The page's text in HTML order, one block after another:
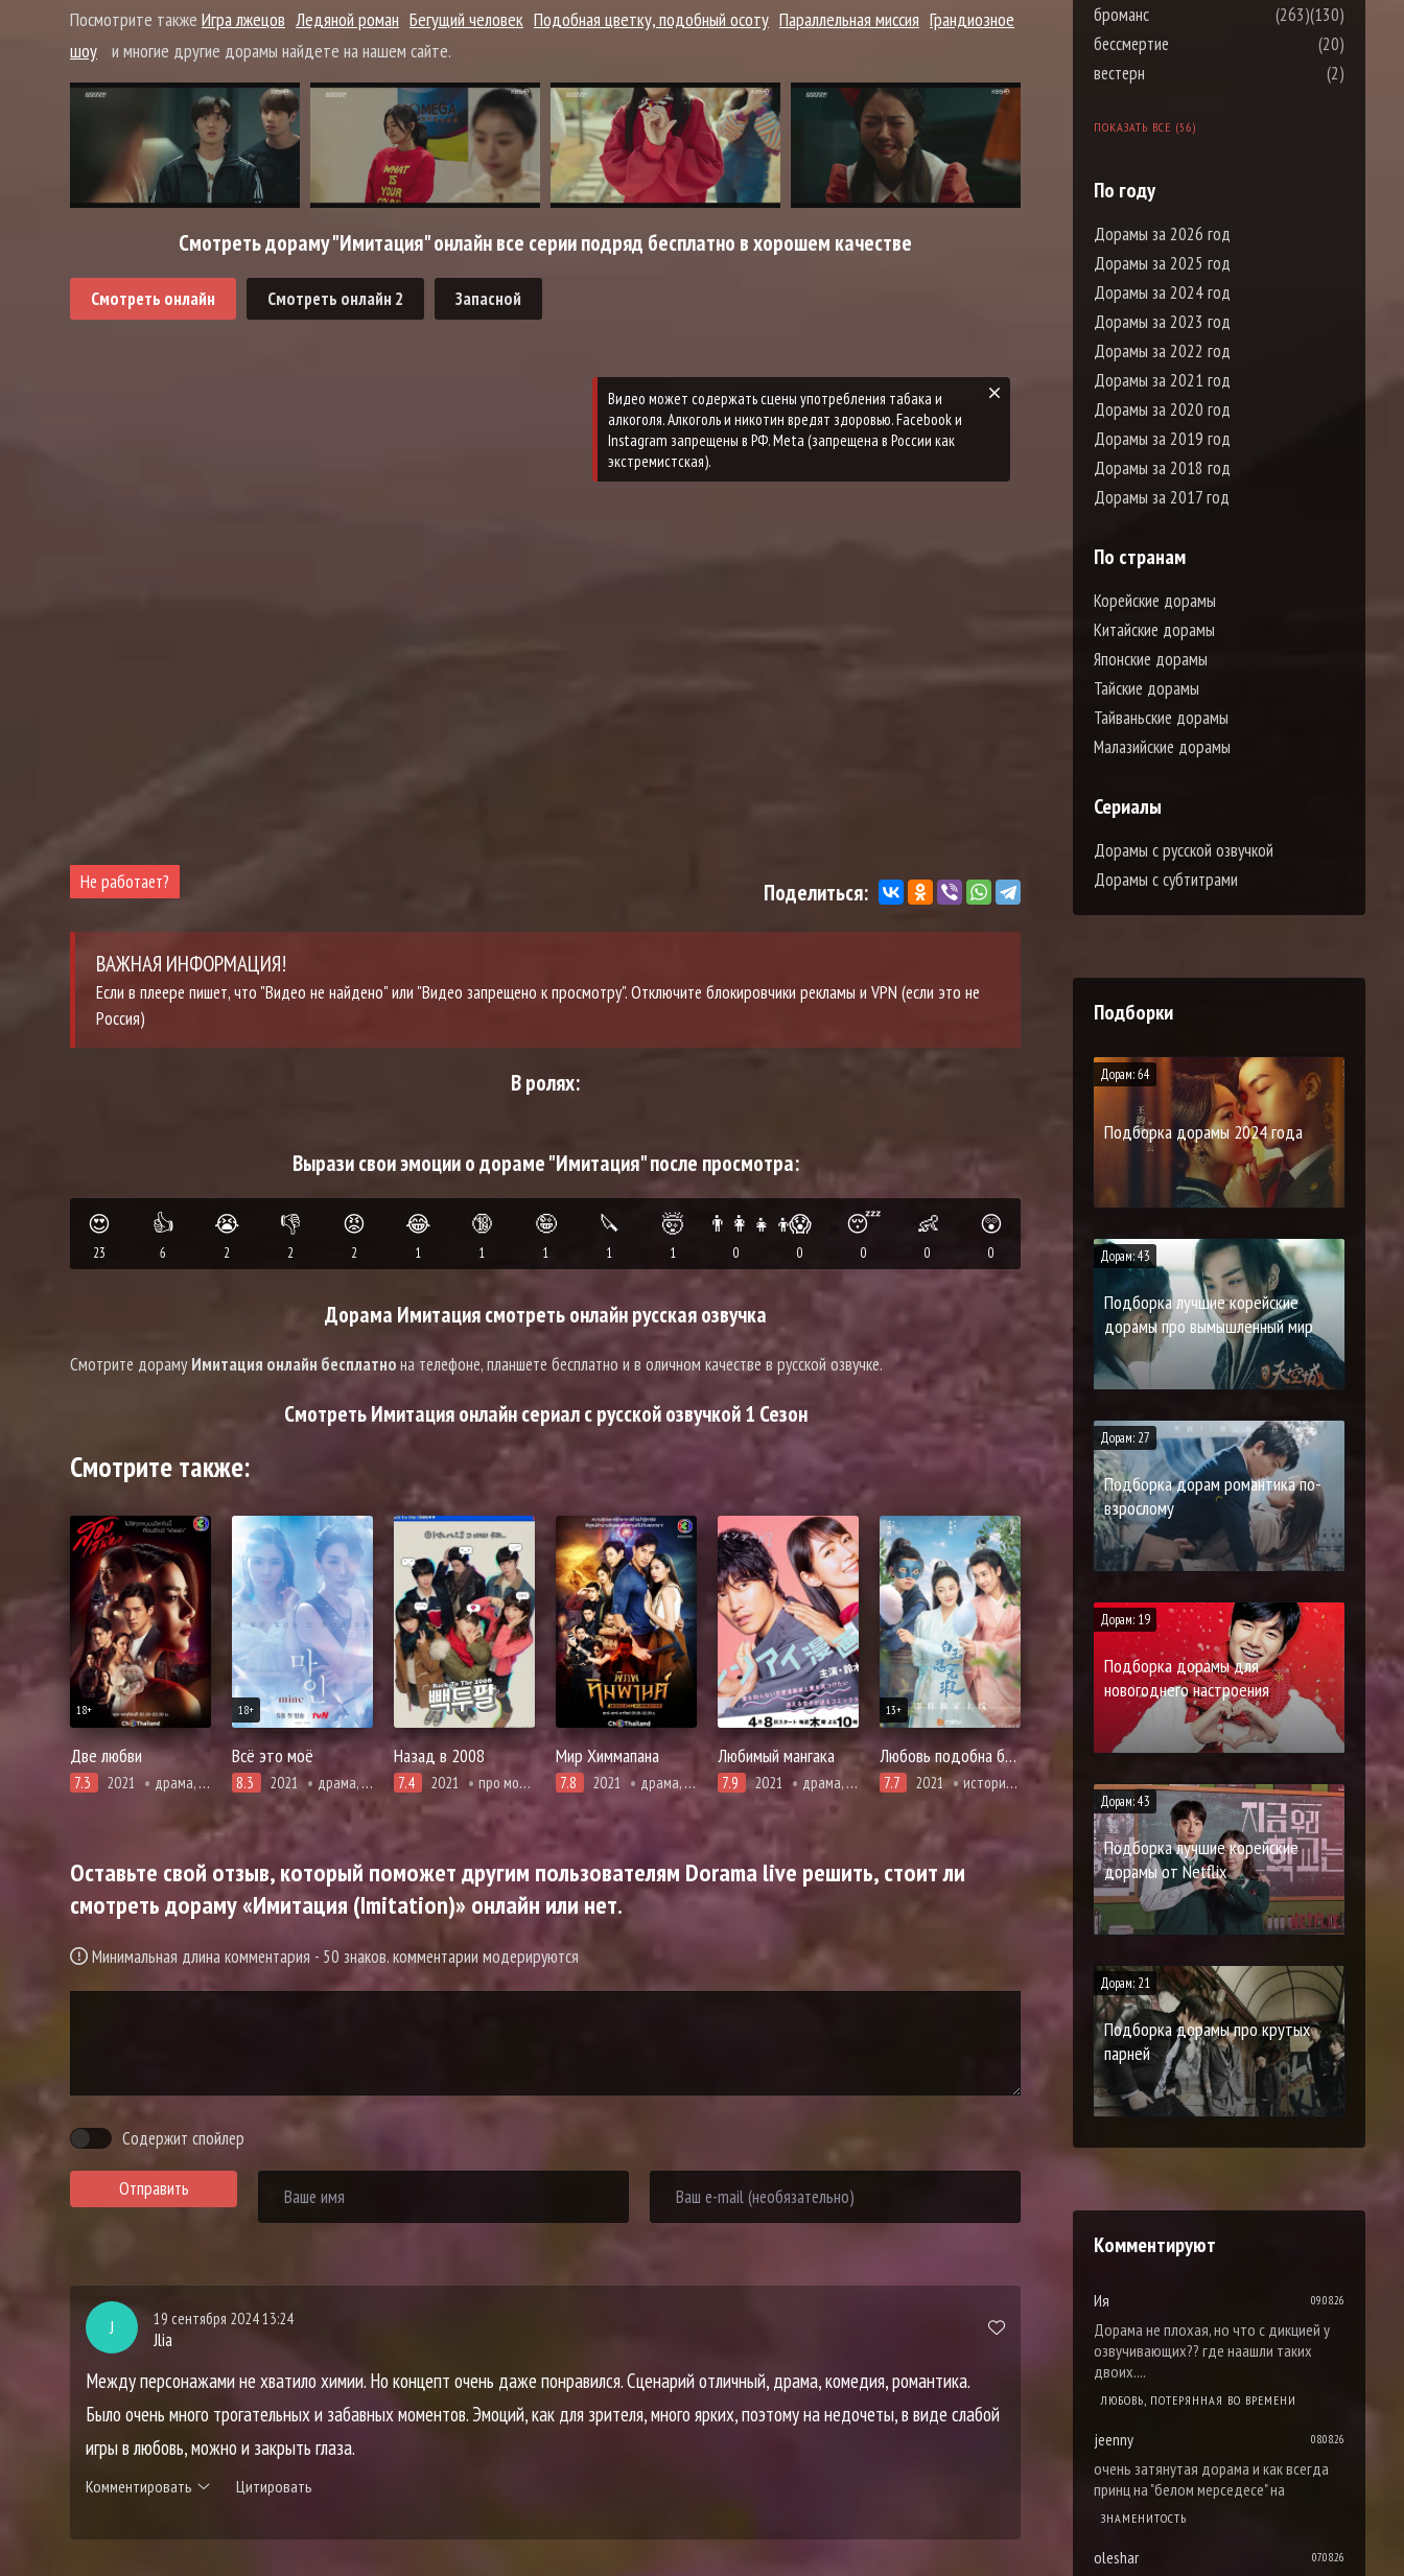
Посмотрите также Игра лжецов Ледяной роман Бегущий человек Подобная цветку, подобный осоту Параллельная миссия Грандиозное
шоу
и многие другие дорамы найдете на нашем сайте.
Смотреть дораму "Имитация" онлайн все серии подряд бесплатно в хорошем качестве
Смотреть онлайн Смотреть онлайн 2 Запасной
Видео может содержать сцены употребления табака и
алкоголя. Алкоголь и никотин вредят здоровью. Facebook и
Instagram запрещены в РФ. Meta (запрещена в России как
экстремистская).
Не работает? Поделиться:
ВАЖНАЯ ИНФОРМАЦИЯ!
Если в плеере пишет, что "Видео не найдено" или "Видео запрещено к просмотру". Отключите блокировчики рекламы и VPN (если это не
Россия)
В ролях:
Вырази свои эмоции о дораме "Имитация" после просмотра:
😍
23
👍
6
😭
2
👎
2
😡
2
😂
1
🔞
1
🤪
1
🔪
1
🤯
1
👨‍👩‍👧‍👦
0
😱
0
😴
0
👶
0
😲
0
Дорама Имитация смотреть онлайн русская озвучка
Смотрите дорамуИмитация онлайн бесплатнона телефоне, планшете бесплатно и в оличном качестве в русской озвучке.
Смотреть Имитация онлайн сериал с русской озвучкой 1 Сезон
Смотрите также:
18+
Две любви
7.3 2021 драма, адаптация новел, романтика
18+
Всё это моё
8.3 2021 драма, мистика, триллер
Назад в 2008
7.4 2021 про молодость и любовь, романтика
Мир Химмапана
7.8 2021 драма, приключения, романтика, фэнтези
Любимый мангака
7.9 2021 драма, адаптация манги, комедия, романтика
13+
Любовь подобна белому нефриту
7.7 2021 история, мистика, комедия, расследование, романтика
Оставьте свой отзыв, который поможет другим пользователям Dorama live решить, стоит ли
смотреть дораму «Имитация (Imitation)» онлайн или нет.
Минимальная длина комментария - 50 знаков. комментарии модерируются
Содержит спойлер
Отправить
J 19 сентября 2024 13:24
Jlia
Между персонажами не хватило химии. Но концепт очень даже понравился. Сценарий отличный, драма, комедия, романтика.
Было очень много трогательных и забавных моментов. Эмоций, как для зрителя, много ярких, поэтому на недочеты, в виде слабой
игры в любовь, можно и закрыть глаза.
Комментировать Цитировать
(130)
броманс
(263)
бессмертие
(20)
вестерн
(2)
ПОКАЗАТЬ ВСЕ (56)
По году
Дорамы за 2026 год
Дорамы за 2025 год
Дорамы за 2024 год
Дорамы за 2023 год
Дорамы за 2022 год
Дорамы за 2021 год
Дорамы за 2020 год
Дорамы за 2019 год
Дорамы за 2018 год
Дорамы за 2017 год
По странам
Корейские дорамы
Китайские дорамы
Японские дорамы
Тайские дорамы
Тайваньские дорамы
Малазийские дорамы
Сериалы
Дорамы с русской озвучкой
Дорамы с субтитрами
Подборки
Дорам: 64
Подборка дорамы 2024 года
Дорам: 43
Подборка лучшие корейские
дорамы про вымышленный мир
Дорам: 27
Подборка дорам романтика по-
взрослому
Дорам: 19
Подборка дорамы для
новогоднего настроения
Дорам: 43
Подборка лучшие корейские
дорамы от Netflix
Дорам: 21
Подборка дорамы про крутых
парней
Комментируют
Ия 09.08.26
Дорама не плохая, но что с дикцией у
озвучивающих?? где наашли таких
двоих....
ЛЮБОВЬ, ПОТЕРЯННАЯ ВО ВРЕМЕНИ
jeenny 08.08.26
очень затянутая дорама и как всегда
принц на "белом мерседесе" на
ЗНАМЕНИТОСТЬ
oleshar 07.08.26